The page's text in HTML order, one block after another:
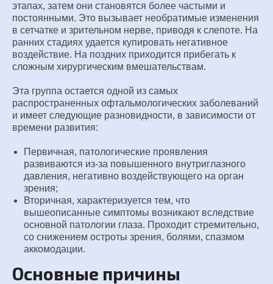
этапах, затем они становятся более частыми и
постоянными. Это вызывает необратимые изменения
в сетчатке и зрительном нерве, приводя к слепоте. На
ранних стадиях удается купировать негативное
воздействие. На поздних приходится прибегать к
сложным хирургическим вмешательствам.
Эта группа остается одной из самых
распространенных офтальмологических заболеваний
и имеет следующие разновидности, в зависимости от
времени развития:
Первичная, патологические проявления
развиваются из-за повышенного внутриглазного
давления, негативно воздействующего на орган
зрения;
Вторичная, характеризуется тем, что
вышеописанные симптомы возникают вследствие
основной патологии глаза. Проходит стремительно,
со снижением остроты зрения, болями, спазмом
аккомодации.
Основные причины